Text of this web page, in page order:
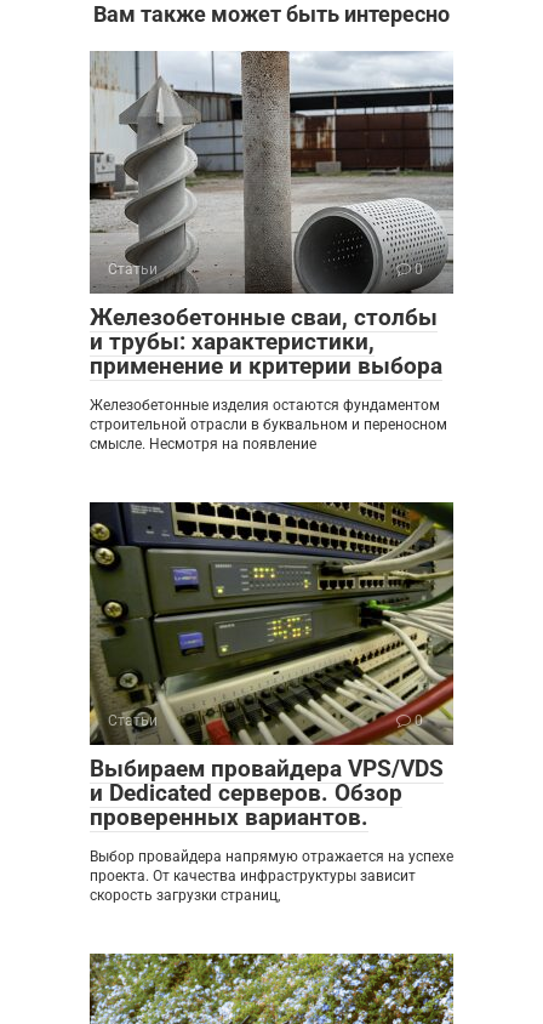
Вам также может быть интересно
Статьи 0
Железобетонные сваи, столбы
и трубы: характеристики,
применение и критерии выбора
Железобетонные изделия остаются фундаментом
строительной отрасли в буквальном и переносном
смысле. Несмотря на появление
Статьи 0
Выбираем провайдера VPS/VDS
и Dedicated серверов. Обзор
проверенных вариантов.
Выбор провайдера напрямую отражается на успехе
проекта. От качества инфраструктуры зависит
скорость загрузки страниц,